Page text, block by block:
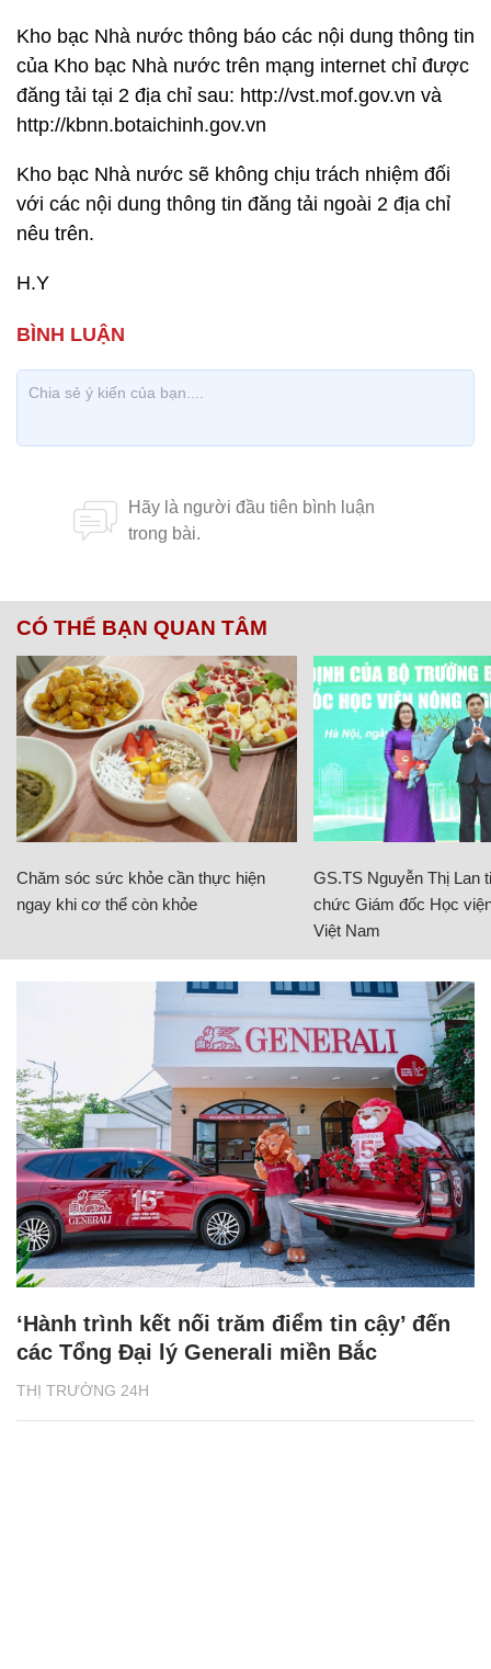
Kho bạc Nhà nước thông báo các nội dung thông tin
của Kho bạc Nhà nước trên mạng internet chỉ được
đăng tải tại 2 địa chỉ sau: http://vst.mof.gov.vn và
http://kbnn.botaichinh.gov.vn
Kho bạc Nhà nước sẽ không chịu trách nhiệm đối
với các nội dung thông tin đăng tải ngoài 2 địa chỉ
nêu trên.
H.Y
CÓ THỂ BẠN QUAN TÂM
Chăm sóc sức khỏe cần thực hiện
ngay khi cơ thể còn khỏe
GS.TS Nguyễn Thị Lan
chức Giám đốc Học
Việt Nam
THỊ TRƯỜNG 24H
‘Hành trình kết nối trăm điểm tin cậy’ đến
các Tổng Đại lý Generali miền Bắc